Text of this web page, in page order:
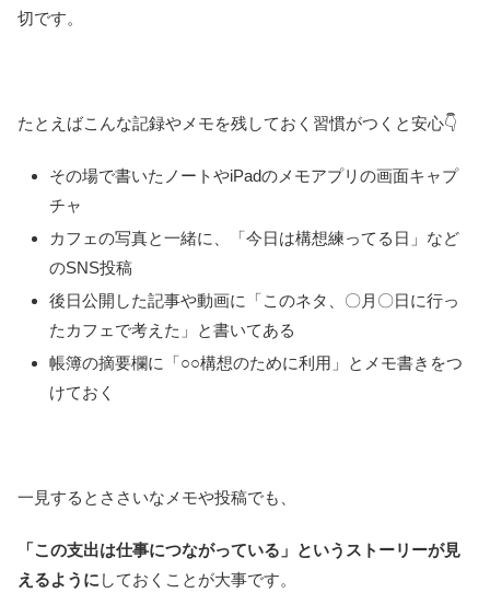
切です。
たとえばこんな記録やメモを残しておく習慣がつくと安心👇
その場で書いたノートやiPadのメモアプリの画面キャプ
チャ
カフェの写真と一緒に、「今日は構想練ってる日」など
のSNS投稿
後日公開した記事や動画に「このネタ、〇月〇日に行っ
たカフェで考えた」と書いてある
帳簿の摘要欄に「○○構想のために利用」とメモ書きをつ
けておく
一見するとささいなメモや投稿でも、
「この支出は仕事につながっている」というストーリーが見
えるように しておくことが大事です。